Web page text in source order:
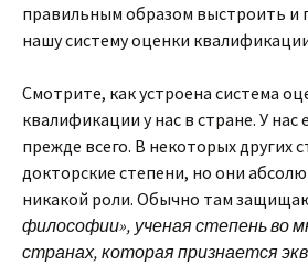
правильным образом выстроить и
нашу систему оценки
Смотрите, как устроена система
квалификации у нас в стране. У нас
прежде всего. В некоторых других
докторские степени, но они
никакой роли. Обычно там
философии», ученая степень во
странах, которая признается